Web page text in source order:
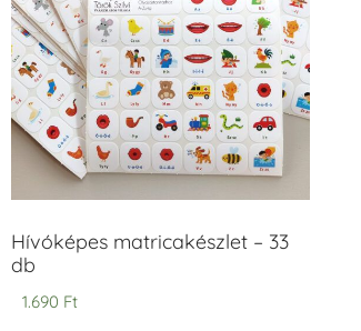
Hívóképes matricakészlet – 33
db
1.690 Ft